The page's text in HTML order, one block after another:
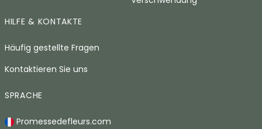
HILFE & KONTAKTE
Häufig gestellte Fragen
Kontaktieren Sie uns
SPRACHE
Promessedefleurs.com